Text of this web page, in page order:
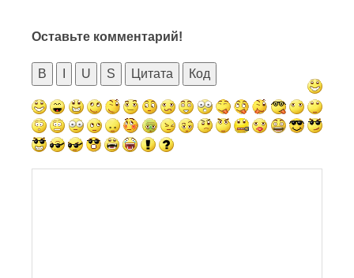
Оставьте комментарий!
B U S Цитата Код